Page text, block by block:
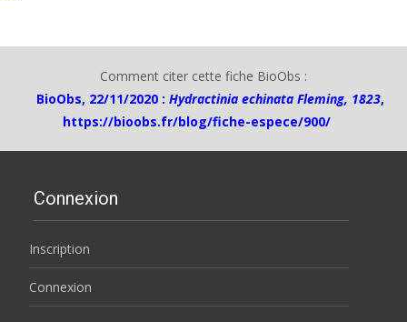
Comment citer cette fiche BioObs :
BioObs, 22/11/2020 : Hydractinia echinata Fleming, 1823,
https://bioobs.fr/blog/fiche-espece/900/
Connexion
Inscription
Connexion